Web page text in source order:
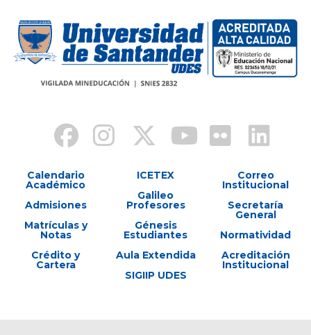
Calendario
Académico
Admisiones
Matrículas y
Notas
Crédito y
Cartera
ICETEX
Galileo
Profesores
Génesis
Estudiantes
Aula Extendida
SIGIIP UDES
Correo
Institucional
Secretaría
General
Normatividad
Acreditación
Institucional